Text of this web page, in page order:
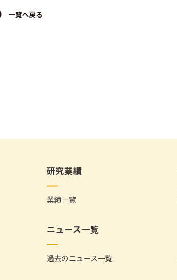
一覧へ戻る
研究業績
業績一覧
ニュース一覧
過去のニュース一覧